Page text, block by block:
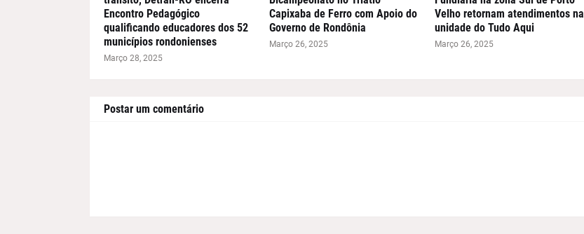
Encontro Pedagógico
qualificando educadores dos 52
municípios rondonienses
Março 28, 2025
Capixaba de Ferro com Apoio do
Governo de Rondônia
Março 26, 2025
Velho retornam atendimentos na
unidade do Tudo Aqui
Março 26, 2025
Postar um comentário